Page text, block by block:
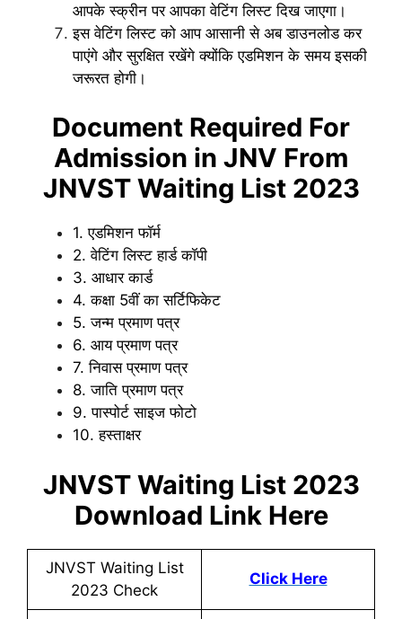
आपके स्क्रीन पर आपका वेटिंग लिस्ट दिख जाएगा।
इस वेटिंग लिस्ट को आप आसानी से अब डाउनलोड कर
पाएंगे और सुरक्षित रखेंगे क्योंकि एडमिशन के समय इसकी
जरूरत होगी।
Document Required For
Admission in JNV From
JNVST Waiting List 2023
1. एडमिशन फॉर्म
2. वेटिंग लिस्ट हार्ड कॉपी
3. आधार कार्ड
4. कक्षा 5वीं का सर्टिफिकेट
5. जन्म प्रमाण पत्र
6. आय प्रमाण पत्र
7. निवास प्रमाण पत्र
8. जाति प्रमाण पत्र
9. पास्पोर्ट साइज फोटो
10. हस्ताक्षर
JNVST Waiting List 2023
Download Link Here
JNVST Waiting List
2023 Check
Click Here